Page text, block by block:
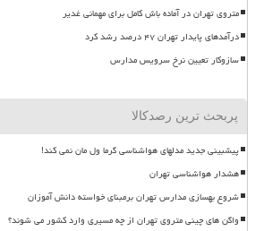
متروی تهران در آماده باش کامل برای مهمانی غدیر
درآمدهای پایدار تهران ۴۷ درصد رشد کرد
سازوکار تعیین نرخ سرویس مدارس
پربحث ترین رصدکالا
پیشبینی جدید مدلهای هواشناسی گرما ول مان نمی کند!
هشدار هواشناسی تهران
شروع بهسازی مدارس تهران برمبنای خواسته دانش آموزان
واگن های چینی متروی تهران از چه مسیری وارد کشور می شوند؟